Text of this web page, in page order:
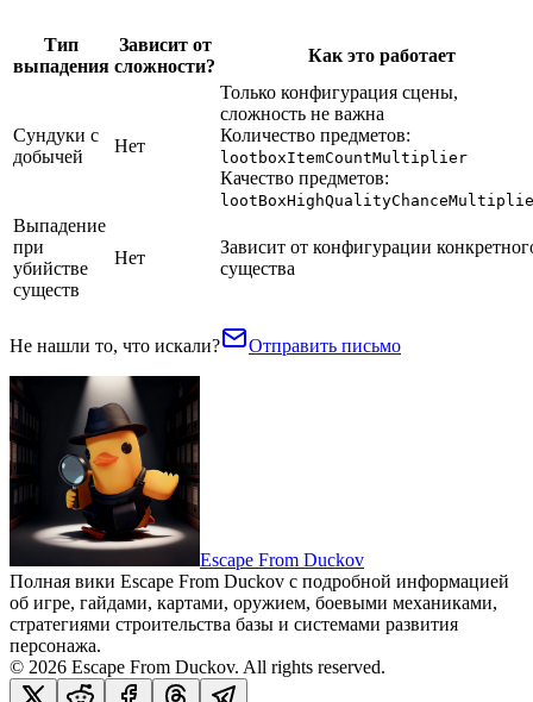
Тип
выпадения
Зависит от
сложности?
Как это работает
Сундуки с
добычей
Нет
Только конфигурация сцены,
сложность не важна
Количество предметов:
lootboxItemCountMultiplier
Качество предметов:
Выпадение
при
убийстве
существ
Нет
Зависит от конфигурации
существа
Не нашли то, что искали? Отправить письмо
Escape From Duckov
Полная вики Escape From Duckov с подробной информацией
об игре, гайдами, картами, оружием, боевыми механиками,
стратегиями строительства базы и системами развития
персонажа.
© 2026 Escape From Duckov. All rights reserved.